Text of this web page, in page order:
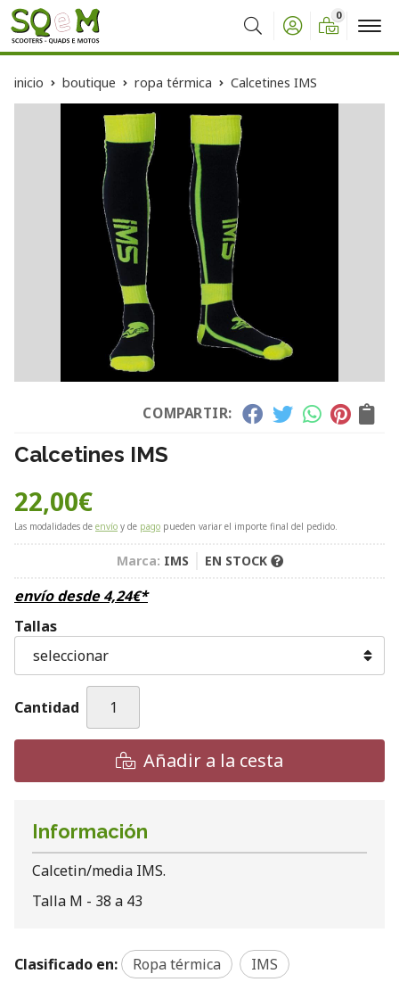
Buscar
0
inicio boutique ropa térmica Calcetines IMS
COMPARTIR:
Calcetines IMS
22,00€
Las modalidades de envío y de pago pueden variar el importe final del pedido.
Marca: IMS EN STOCK
envío desde4,24€*
Tallas
Cantidad
Añadir a la cesta
Información
Calcetin/media IMS.
Talla M - 38 a 43
Clasificado en: Ropa térmica IMS